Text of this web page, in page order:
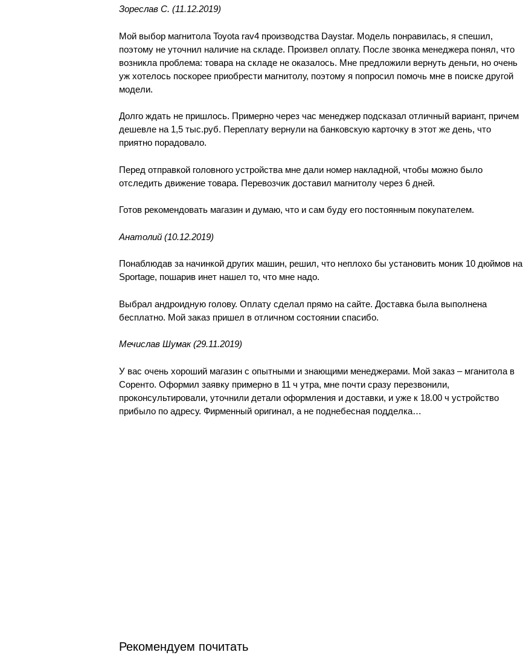
Зореслав С. (11.12.2019)
Мой выбор магнитола Toyota rav4 производства Daystar. Модель понравилась, я спешил,
поэтому не уточнил наличие на складе. Произвел оплату. После звонка менеджера понял, что
возникла проблема: товара на складе не оказалось. Мне предложили вернуть деньги, но очень
уж хотелось поскорее приобрести магнитолу, поэтому я попросил помочь мне в поиске другой
модели.
Долго ждать не пришлось. Примерно через час менеджер подсказал отличный вариант, причем
дешевле на 1,5 тыс.руб. Переплату вернули на банковскую карточку в этот же день, что
приятно порадовало.
Перед отправкой головного устройства мне дали номер накладной, чтобы можно было
отследить движение товара. Перевозчик доставил магнитолу через 6 дней.
Готов рекомендовать магазин и думаю, что и сам буду его постоянным покупателем.
Анатолий (10.12.2019)
Понаблюдав за начинкой других машин, решил, что неплохо бы установить моник 10 дюймов на
Sportage, пошарив инет нашел то, что мне надо.
Выбрал андроидную голову. Оплату сделал прямо на сайте. Доставка была выполнена
бесплатно. Мой заказ пришел в отличном состоянии спасибо.
Мечислав Шумак (29.11.2019)
У вас очень хороший магазин с опытными и знающими менеджерами. Мой заказ – мганитола в
Соренто. Оформил заявку примерно в 11 ч утра, мне почти сразу перезвонили,
проконсультировали, уточнили детали оформления и доставки, и уже к 18.00 ч устройство
прибыло по адресу. Фирменный оригинал, а не поднебесная подделка…
Рекомендуем почитать